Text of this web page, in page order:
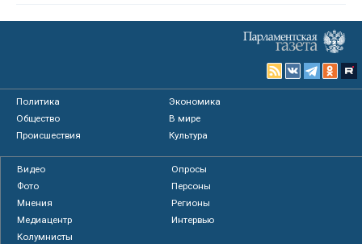
Политика
Экономика
Общество
В мире
Происшествия
Культура
Видео
Опросы
Фото
Персоны
Мнения
Регионы
Медиацентр
Интервью
Колумнисты